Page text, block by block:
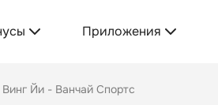
Приложения
Винг Йи - Ванчай Спортс